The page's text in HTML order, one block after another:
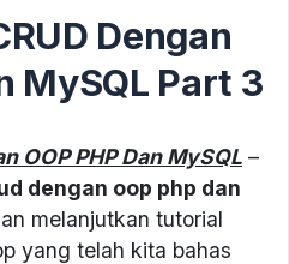
Dengan
MySQL Part 3
OOP PHP Dan MySQL –
dengan oop php dan
melanjutkan tutorial
yang telah kita bahas